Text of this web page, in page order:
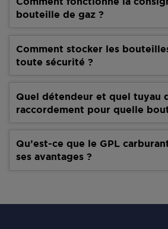
bouteille de gaz ?
Comment stocker les
toute sécurité ?
Quel détendeur et quel tuyau
raccordement pour quelle
Qu’est-ce que le GPL
ses avantages ?